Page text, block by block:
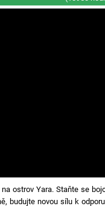
ostrov Yara. Staňte se
budujte novou sílu k